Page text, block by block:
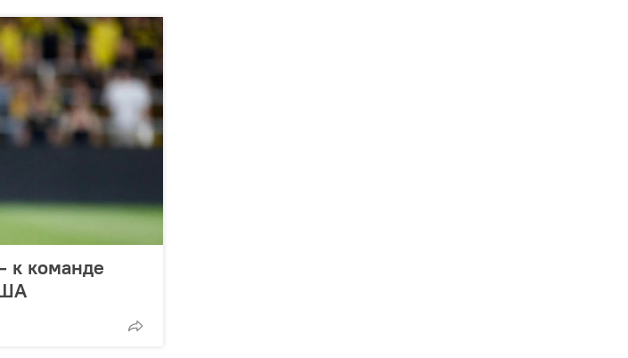
к команде